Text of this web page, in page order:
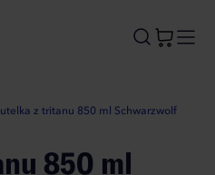
Butelka z tritanu 850 ml Schwarzwolf